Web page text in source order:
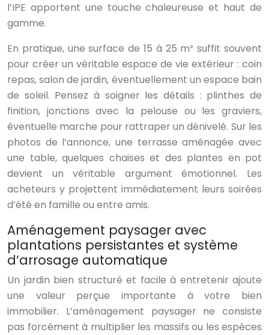
l’IPE apportent une touche chaleureuse et haut de
gamme.
En pratique, une surface de 15 à 25 m² suffit souvent
pour créer un véritable espace de vie extérieur : coin
repas, salon de jardin, éventuellement un espace bain
de soleil. Pensez à soigner les détails : plinthes de
finition, jonctions avec la pelouse ou les graviers,
éventuelle marche pour rattraper un dénivelé. Sur les
photos de l’annonce, une terrasse aménagée avec
une table, quelques chaises et des plantes en pot
devient un véritable argument émotionnel. Les
acheteurs y projettent immédiatement leurs soirées
d’été en famille ou entre amis.
Aménagement paysager avec
plantations persistantes et système
d’arrosage automatique
Un jardin bien structuré et facile à entretenir ajoute
une valeur perçue importante à votre bien
immobilier. L’aménagement paysager ne consiste
pas forcément à multiplier les massifs ou les espèces